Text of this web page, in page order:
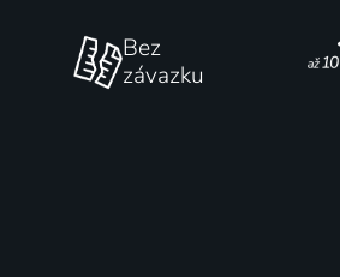
Bez
závazku